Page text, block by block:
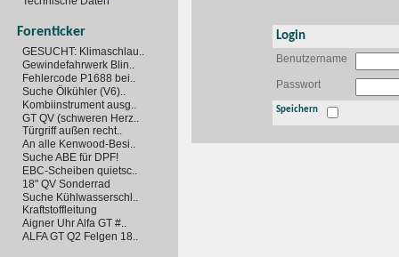
Forenticker
GESUCHT: Klimaschlau..
Gewindefahrwerk Blin..
Fehlercode P1688 bei..
Suche Ölkühler (V6)..
Kombiinstrument ausg..
GT QV (schweren Herz..
Türgriff außen recht..
An alle Kenwood-Besi..
Suche ABE für DPF!
EBC-Scheiben quietsc..
18" QV Sonderrad
Suche Kühlwasserschl..
Kraftstoffleitung
Aigner Uhr Alfa GT #..
ALFA GT Q2 Felgen 18..
Login
Benutzername
Passwort
Speichern